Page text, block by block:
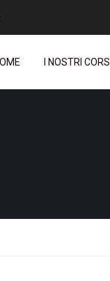
I NOSTRI CORSI